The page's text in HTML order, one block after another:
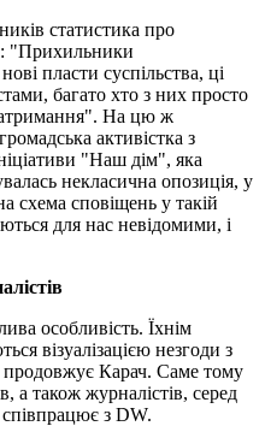
статистика про
"Прихильники
пласти суспільства, ці
багато хто з них просто
На цю ж
активістка з
"Наш дім", яка
некласична опозиція, у
схема сповіщень у такій
для нас невідомими, і
особливість. Їхнім
візуалізацією незгоди з
продовжує Карач. Саме тому
а також журналістів, серед
з DW.